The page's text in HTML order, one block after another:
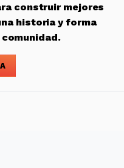
construir mejores
historia y forma